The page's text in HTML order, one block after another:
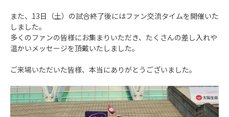
また、13日（土）の試合終了後にはファン交流タイムを開催いた
しました。
多くのファンの皆様にお集まりいただき、たくさんの差し入れや
温かいメッセージを頂戴いたしました。
ご来場いただいた皆様、本当にありがとうございました。